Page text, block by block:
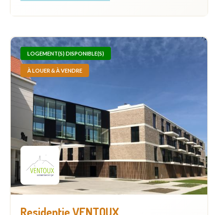
LOGEMENT(S) DISPONIBLE(S)
À LOUER & À VENDRE
Residentie VENTOUX